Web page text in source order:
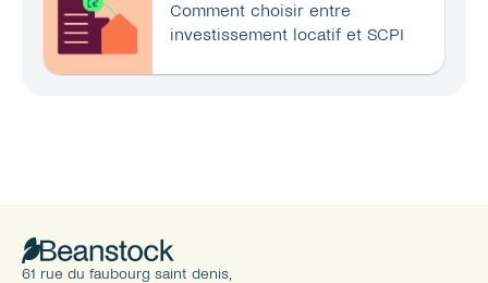
Comment choisir entre
investissement locatif et SCPI
61 rue du faubourg saint denis,